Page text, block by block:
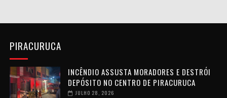
PIRACURUCA
INCÊNDIO ASSUSTA MORADORES E DESTRÓI
DEPÓSITO NO CENTRO DE PIRACURUCA
JULHO 28, 2026